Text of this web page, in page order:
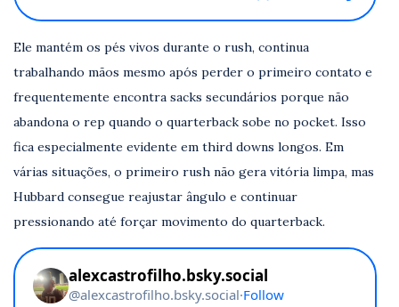
Ele mantém os pés vivos durante o rush, continua
trabalhando mãos mesmo após perder o primeiro contato e
frequentemente encontra sacks secundários porque não
abandona o rep quando o quarterback sobe no pocket. Isso
fica especialmente evidente em third downs longos. Em
várias situações, o primeiro rush não gera vitória limpa, mas
Hubbard consegue reajustar ângulo e continuar
pressionando até forçar movimento do quarterback.